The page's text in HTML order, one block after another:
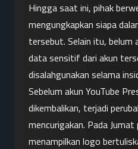
Hingga saat ini, pihak
mengungkapkan siapa
tersebut. Selain itu, belum
data sensitif dari akun
disalahgunakan selama
Sebelum akun YouTube
dikembalikan, terjadi
mencurigakan. Pada
menampilkan logo